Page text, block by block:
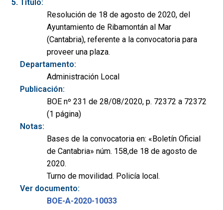
Título:
Resolución de 18 de agosto de 2020, del
Ayuntamiento de Ribamontán al Mar
(Cantabria), referente a la convocatoria para
proveer una plaza.
Departamento:
Administración Local
Publicación:
BOE nº 231 de 28/08/2020, p. 72372 a 72372
(1 página)
Notas:
Bases de la convocatoria en: «Boletín Oficial
de Cantabria» núm. 158,de 18 de agosto de
2020.
Turno de movilidad. Policía local.
Ver documento:
BOE-A-2020-10033